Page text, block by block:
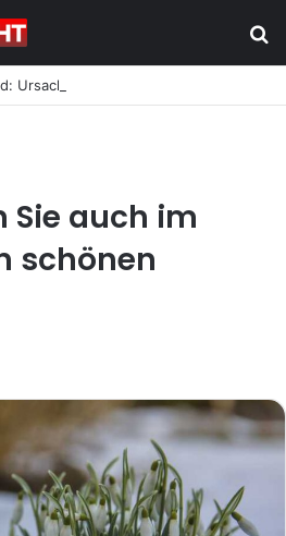
Sie auch im
schönen